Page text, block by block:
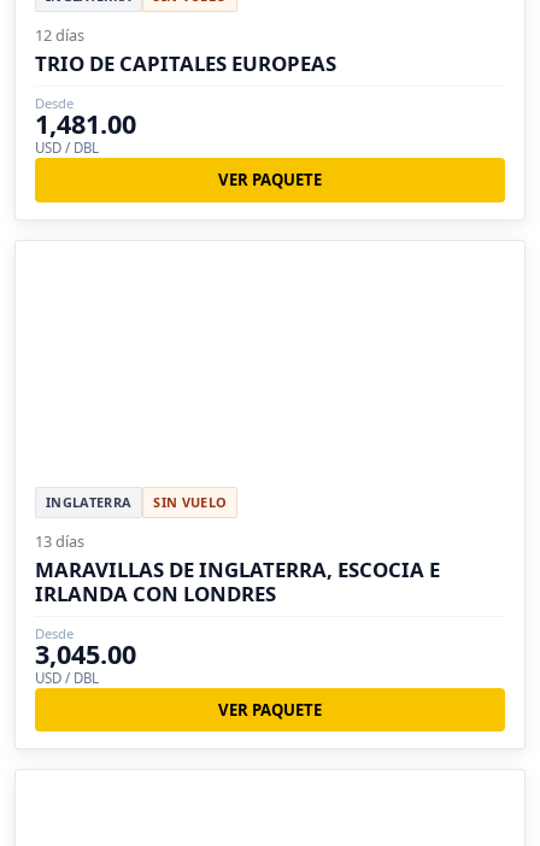
12 días
TRIO DE CAPITALES EUROPEAS
Desde
1,481.00
USD / DBL
VER PAQUETE
INGLATERRA SIN VUELO
13 días
MARAVILLAS DE INGLATERRA, ESCOCIA E
IRLANDA CON LONDRES
Desde
3,045.00
USD / DBL
VER PAQUETE